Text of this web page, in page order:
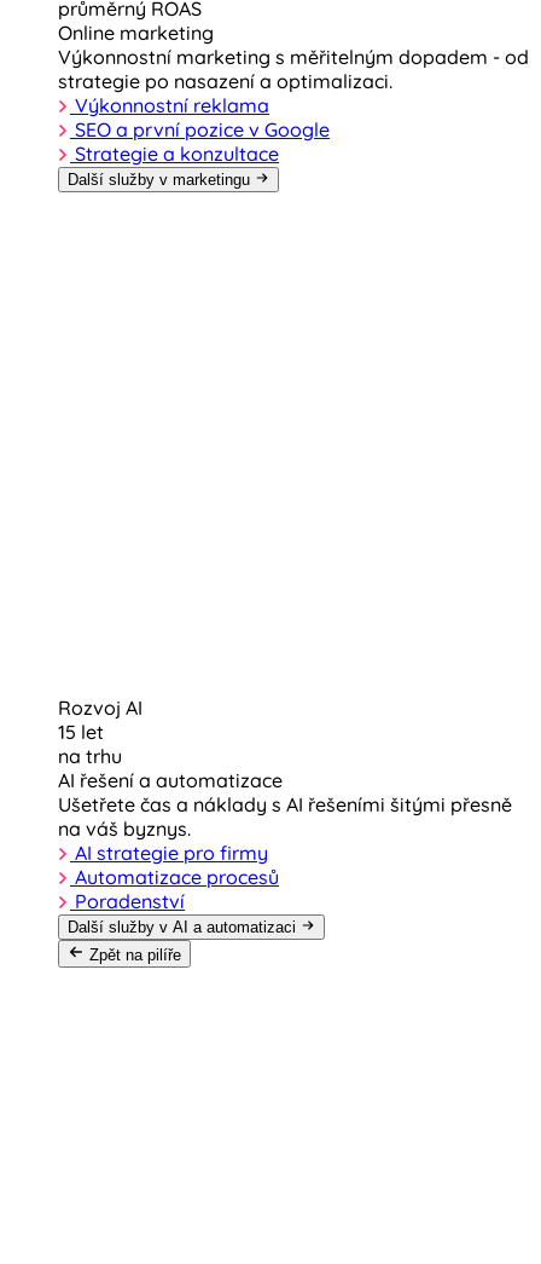
průměrný ROAS
Online marketing
Výkonnostní marketing s měřitelným dopadem - od
strategie po nasazení a optimalizaci.
Výkonnostní reklama
SEO a první pozice v Google
Strategie a konzultace
Další služby v marketingu
Rozvoj AI
15 let
na trhu
AI řešení a automatizace
Ušetřete čas a náklady s AI řešeními šitými přesně
na váš byznys.
AI strategie pro firmy
Automatizace procesů
Poradenství
Další služby v AI a automatizaci
Zpět na pilíře